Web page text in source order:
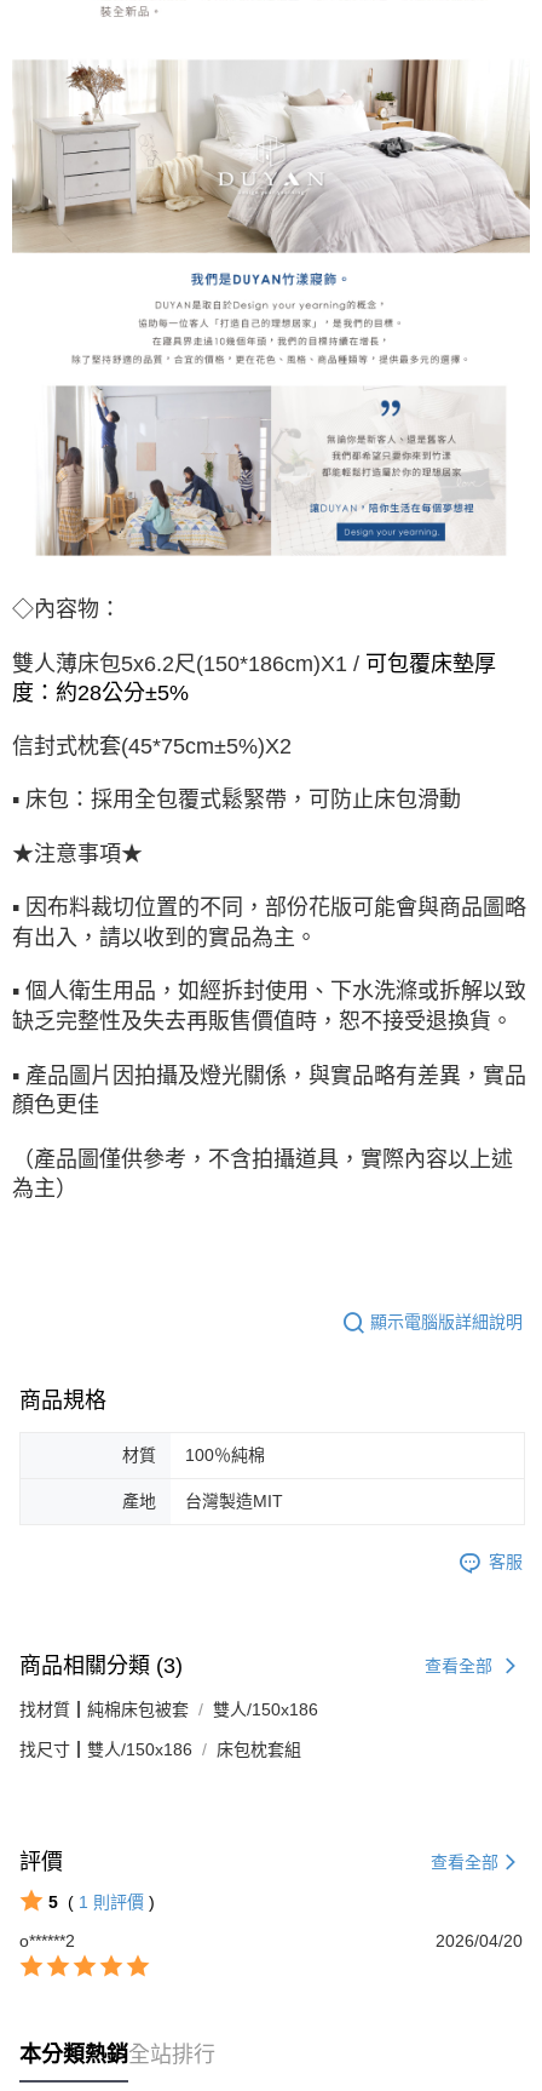
◇內容物：
雙人薄床包5x6.2尺(150*186cm)X1 / 可包覆床墊厚
度：約28公分±5%
信封式枕套(45*75cm±5%)X2
▪ 床包：採用全包覆式鬆緊帶，可防止床包滑動
★注意事項★
▪ 因布料裁切位置的不同，部份花版可能會與商品圖略
有出入，請以收到的實品為主。
▪ 個人衛生用品，如經拆封使用、下水洗滌或拆解以致
缺乏完整性及失去再販售價值時，恕不接受退換貨。
▪ 產品圖片因拍攝及燈光關係，與實品略有差異，實品
顏色更佳
（產品圖僅供參考，不含拍攝道具，實際內容以上述
為主）
顯示電腦版詳細說明
商品規格
材質 100％純棉
產地 台灣製造MIT
客服
商品相關分類 (3) 查看全部
找材質┃純棉床包被套 雙人/150x186
找尺寸┃雙人/150x186 床包枕套組
評價 查看全部
5 ( 1 則評價 )
o******2
2026/04/20
本分類熱銷全站排行